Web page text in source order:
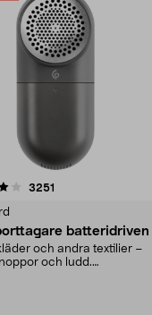
3251
batteridriven
och andra textilier –
och ludd.
4.5av 5 stjärnor